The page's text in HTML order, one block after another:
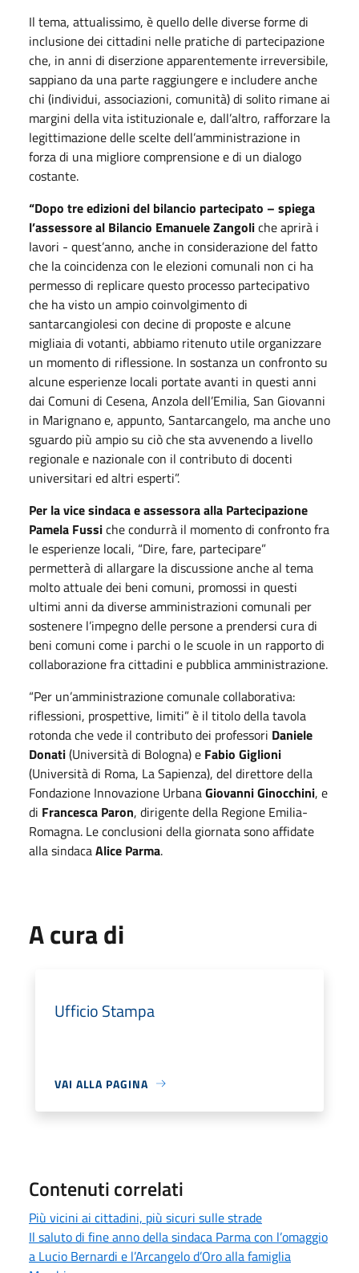
Il tema, attualissimo, è quello delle diverse forme di
inclusione dei cittadini nelle pratiche di partecipazione
che, in anni di diserzione apparentemente irreversibile,
sappiano da una parte raggiungere e includere anche
chi (individui, associazioni, comunità) di solito rimane ai
margini della vita istituzionale e, dall’altro, rafforzare la
legittimazione delle scelte dell’amministrazione in
forza di una migliore comprensione e di un dialogo
costante.
“Dopo tre edizioni del bilancio partecipato – spiega
l’assessore al Bilancio Emanuele Zangoliche aprirà i
lavori - quest’anno, anche in considerazione del fatto
che la coincidenza con le elezioni comunali non ci ha
permesso di replicare questo processo partecipativo
che ha visto un ampio coinvolgimento di
santarcangiolesi con decine di proposte e alcune
migliaia di votanti, abbiamo ritenuto utile organizzare
un momento di riflessione. In sostanza un confronto su
alcune esperienze locali portate avanti in questi anni
dai Comuni di Cesena, Anzola dell’Emilia, San Giovanni
in Marignano e, appunto, Santarcangelo, ma anche uno
sguardo più ampio su ciò che sta avvenendo a livello
regionale e nazionale con il contributo di docenti
universitari ed altri esperti”.
Per la vice sindaca e assessora alla Partecipazione
Pamela Fussiche condurrà il momento di confronto fra
le esperienze locali, “Dire, fare, partecipare”
permetterà di allargare la discussione anche al tema
molto attuale dei beni comuni, promossi in questi
ultimi anni da diverse amministrazioni comunali per
sostenere l’impegno delle persone a prendersi cura di
beni comuni come i parchi o le scuole in un rapporto di
collaborazione fra cittadini e pubblica amministrazione.
“Per un’amministrazione comunale collaborativa:
riflessioni, prospettive, limiti” è il titolo della tavola
rotonda che vede il contributo dei professori Daniele
Donati(Università di Bologna) e Fabio Giglioni
(Università di Roma, La Sapienza), del direttore della
Fondazione Innovazione UrbanaGiovanni Ginocchini, e
di Francesca Paron, dirigente della Regione Emilia-
Romagna. Le conclusioni della giornata sono affidate
alla sindacaAlice Parma.
A cura di
Ufficio Stampa
VAI ALLA PAGINA
Contenuti correlati
Più vicini ai cittadini, più sicuri sulle strade
Il saluto di fine anno della sindaca Parma con l’omaggio
a Lucio Bernardi e l’Arcangelo d’Oro alla famiglia